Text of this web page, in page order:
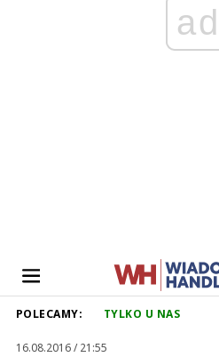
ad
POLECAMY: TYLKO U NAS
16.08.2016 / 21:55